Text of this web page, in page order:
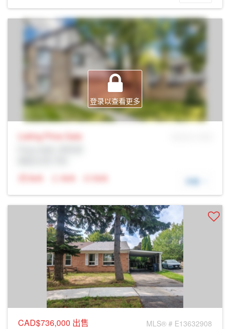
登录以查看更多
Listing Price Sale
N/A
N/A N/A 详细
CAD$736,000 出售 MLS® # E13632908